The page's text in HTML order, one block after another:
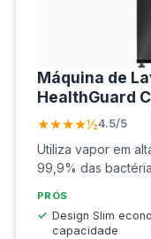
Máquina de
HealthGuard
★★★★½4.5/5
Utiliza vapor em
99,9% das
PRÓS
Design Slim
capacidade